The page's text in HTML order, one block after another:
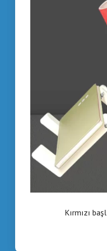
Kırmızı